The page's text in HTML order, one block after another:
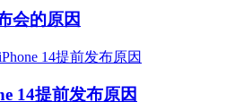
会的原因
14提前发布原因